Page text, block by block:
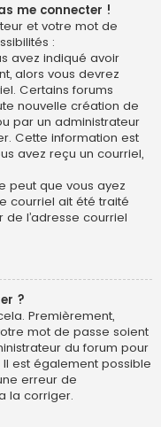
me connecter !
et votre mot de
:
avez indiqué avoir
alors vous devrez
Certains forums
nouvelle création de
par un administrateur
Cette information est
avez reçu un courriel,
peut que vous ayez
courriel ait été traité
l’adresse courriel
?
Premièrement,
mot de passe soient
du forum pour
est également possible
erreur de
la corriger.